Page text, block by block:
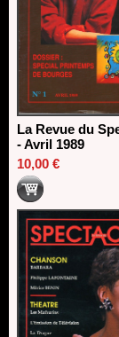
La Revue du
- Avril 1989
10,00 €